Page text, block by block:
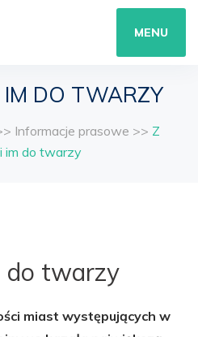
MENU
IM DO TWARZY
Informacje prasowe >> Z
im do twarzy
do twarzy
miast występujących w